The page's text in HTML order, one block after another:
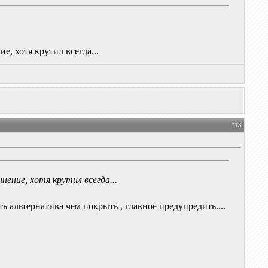
хотя крутил всегда...
#13
хотя крутил всегда...
альтернатива чем покрыть , главное предупредить....